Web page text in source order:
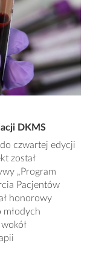
DKMS
czwartej edycji
został
„Program
Pacjentów
honorowy